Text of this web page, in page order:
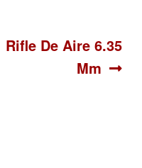
Siguiente:
Rifle De Aire 6.35
Mm